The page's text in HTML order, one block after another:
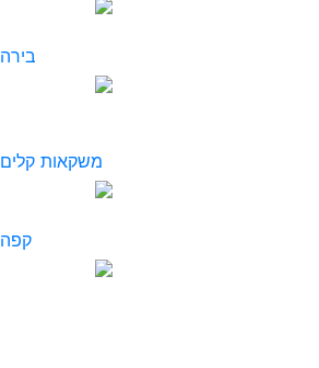
בירה
משקאות קלים
קפה